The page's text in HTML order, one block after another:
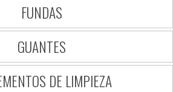
FUNDAS
GUANTES
DE LIMPIEZA